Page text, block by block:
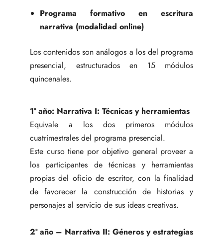
Programa formativo en escritura
narrativa (modalidad online)
Los contenidos son análogos a los del programa
presencial, estructurados en 15 módulos
quincenales.
1º año: Narrativa I: Técnicas y herramientas
Equivale a los dos primeros módulos
cuatrimestrales del programa presencial.
Este curso tiene por objetivo general proveer a
los participantes de técnicas y herramientas
propias del oficio de escritor, con la finalidad
de favorecer la construcción de historias y
personajes al servicio de sus ideas creativas.
2º año – Narrativa II: Géneros y estrategias